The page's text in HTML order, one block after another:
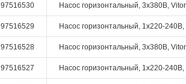
97516530 Насос горизонтальный, 3х380В,
97516529 Насос горизонтальный, 1х220-
97516528 Насос горизонтальный, 3х380В,
97516527 Насос горизонтальный, 1х220-